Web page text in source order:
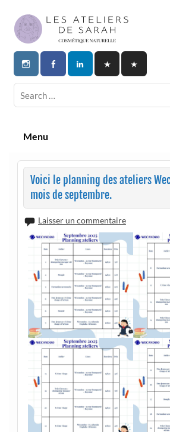
content
Les Ateliers de Sarah |
Naturelle
Menu
Voici le planning des ateliers
mois de septembre.
Laisser un commentaire